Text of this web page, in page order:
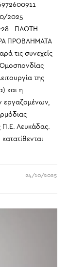
ΠΡΟΒΛΗΜΑΤΑ
τις συνεχείς
της
και η
εργαζομένων,
Π.Ε. Λευκάδας.
24/10/2025